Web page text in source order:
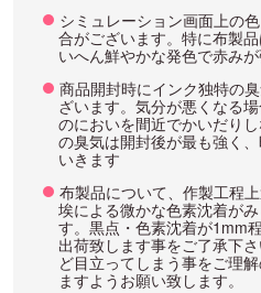
シミュレーション画面上の
合がございます。特に布製
いへん鮮やかな発色で赤みが
商品開封時にインク独特の
ざいます。気分が悪くなる
のにおいを間近でかいだり
の臭気は開封後が最も強く
いきます
布製品について、作製工程
埃による微かな色素沈着が
す。黒点・色素沈着が1mm
出荷致します事をご了承下
ど目立ってしまう事をご理
ますようお願い致します。